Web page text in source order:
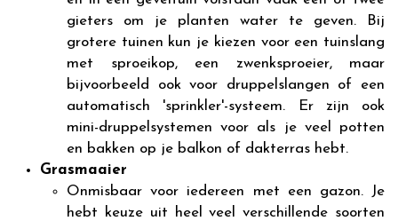
gieters om je planten water te geven. Bij
grotere tuinen kun je kiezen voor een tuinslang
met sproeikop, een zwenksproeier, maar
bijvoorbeeld ook voor druppelslangen of een
automatisch 'sprinkler'-systeem. Er zijn ook
mini-druppelsystemen voor als je veel potten
en bakken op je balkon of dakterras hebt.
Grasmaaier
Onmisbaar voor iedereen met een gazon. Je
hebt keuze uit heel veel verschillende soorten